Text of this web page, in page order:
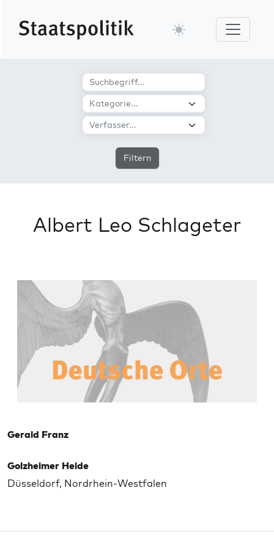
Filtern
Albert Leo Schlageter
Gerald Franz
Golzheimer Heide
Düsseldorf, Nordrhein-Westfalen